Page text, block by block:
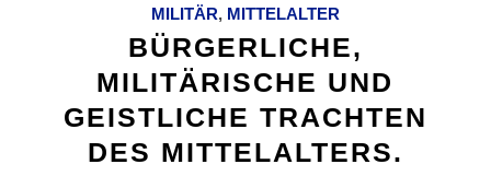
MILITÄR, MITTELALTER
BÜRGERLICHE,
MILITÄRISCHE UND
GEISTLICHE TRACHTEN
DES MITTELALTERS.